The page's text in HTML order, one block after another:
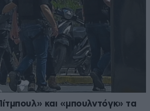
και «μπουλντόγκ» τα